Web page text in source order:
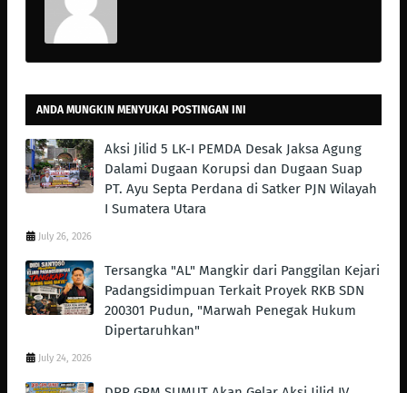
ANDA MUNGKIN MENYUKAI POSTINGAN INI
Aksi Jilid 5 LK-I PEMDA Desak Jaksa Agung
Dalami Dugaan Korupsi dan Dugaan Suap
PT. Ayu Septa Perdana di Satker PJN Wilayah
I Sumatera Utara
July 26, 2026
Tersangka "AL" Mangkir dari Panggilan Kejari
Padangsidimpuan Terkait Proyek RKB SDN
200301 Pudun, "Marwah Penegak Hukum
Dipertaruhkan"
July 24, 2026